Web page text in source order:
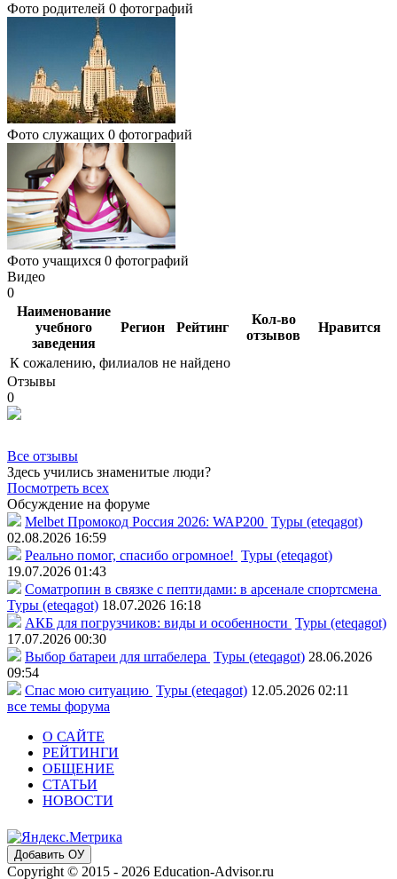
Фото родителей 0 фотографий
Фото служащих 0 фотографий
Фото учащихся 0 фотографий
Видео
0
Наименование
учебного
заведения
Регион Рейтинг
Кол-во
отзывов
Нравится
К сожалению, филиалов не найдено
Отзывы
0
Все отзывы
Здесь учились знаменитые люди?
Посмотреть всех
Обсуждение на форуме
Melbet Промокод Россия 2026: WAP200 Туры (eteqagot)
02.08.2026 16:59
Реально помог, спасибо огромное! Туры (eteqagot)
19.07.2026 01:43
Соматропин в связке с пептидами: в арсенале спортсмена
Туры (eteqagot) 18.07.2026 16:18
АКБ для погрузчиков: виды и особенности Туры (eteqagot)
17.07.2026 00:30
Выбор батареи для штабелера Туры (eteqagot) 28.06.2026
09:54
Спас мою ситуацию Туры (eteqagot) 12.05.2026 02:11
все темы форума
О САЙТЕ
РЕЙТИНГИ
ОБЩЕНИЕ
СТАТЬИ
НОВОСТИ
Добавить ОУ
Copyright © 2015 - 2026 Education-Advisor.ru